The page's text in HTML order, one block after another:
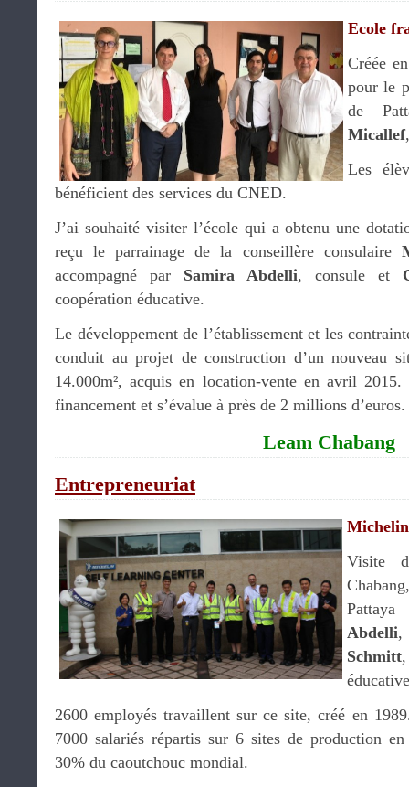
Ecole
Créée
pour le
de
Micallef
Les
bénéficient des services du CNED.
J’ai souhaité visiter l’école qui a obtenu une
reçu le parrainage de la conseillère consulaire
accompagné par Samira Abdelli, consule et
coopération éducative.
Le développement de l’établissement et les
conduit au projet de construction d’un nouveau
14.000m², acquis en location-vente en avril
financement et s’évalue à près de 2 millions d’euros.
Leam Chabang
Entrepreneuriat
Michelin
Visite
Abdelli
Schmitt
2600 employés travaillent sur ce site, créé en
7000 salariés répartis sur 6 sites de production
30% du caoutchouc mondial.